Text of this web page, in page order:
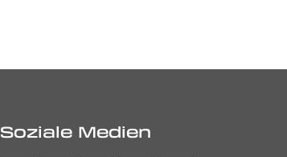
Soziale Medien